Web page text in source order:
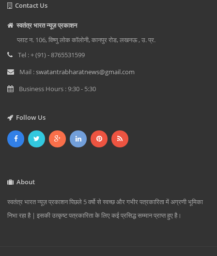
Contact Us
स्वतंत्र भारत न्यूज़ प्रकाशन
प्लाट न. 106, विष्णु लोक कॉलोनी, कानपुर रोड, लखनऊ , उ. प्र.
Tel : + (91) - 8765531599
Mail :swatantrabharatnews@gmail.com
Business Hours : 9:30 - 5:30
Follow Us
About
स्वतंत्र भारत न्यूज़ प्रकाशन पिछले 5 वर्षो से स्वच्छ और गभीर पत्रकारिता में अग्रणी भूमिका
निभा रहा है | इसकी उत्कृष्ट पत्रकारिता के लिए कई प्रसिद्ध सम्मान प्राप्त हुए है।